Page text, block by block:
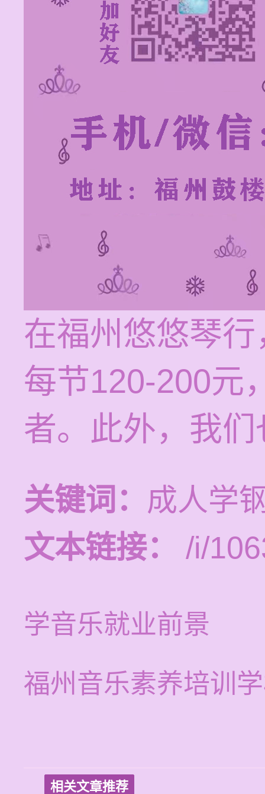
在福州悠悠琴
每节120-200元
者。此外，我
关键词： 成人学
文本链接：
/i/
学音乐就业前景
福州音乐素养培训
相关文章推荐